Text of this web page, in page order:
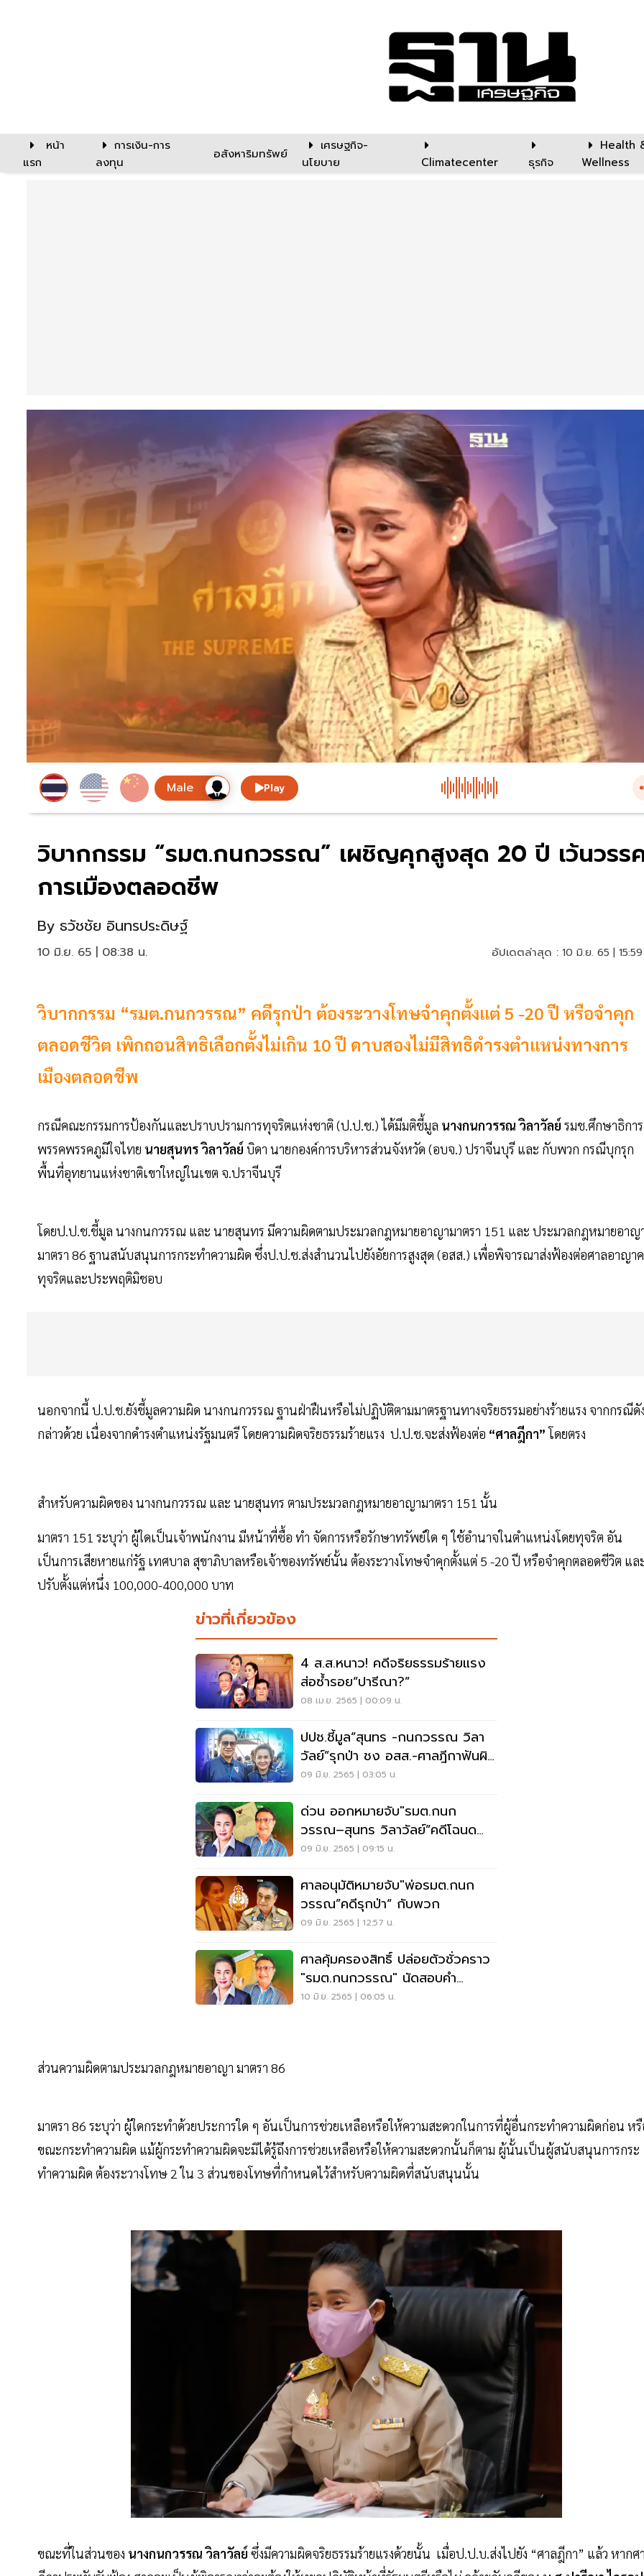
หน้า
แรก
การเงิน-การ
ลงทุน
อสังหาริมทรัพย์
เศรษฐกิจ-
นโยบาย
Climatecenter ธุรกิจ
Health
Wellness
Play
วิบากกรรม “รมต.กนกวรรณ” เผชิญคุกสูงสุด 20 ปี เว้นวรร
การเมืองตลอดชีพ
By ธวัชชัย อินทรประดิษฐ์
10 มิ.ย. 65 | 08:38 น. อัปเดตล่าสุด : 10 มิ.ย. 65 |
วิบากกรรม “รมต.กนกวรรณ” คดีรุกป่า ต้องระวางโทษจำคุกตั้งแต่ 5 -20 ปี หรือจำคุก
ตลอดชีวิต เพิกถอนสิทธิเลือกตั้งไม่เกิน 10 ปี ดาบสองไม่มีสิทธิดำรงตำแหน่งทางการ
เมืองตลอดชีพ
กรณีคณะกรรมการป้องกันและปราบปรามการทุจริตแห่งชาติ (ป.ป.ช.) ได้มีมติชี้มูล นางกนกวรรณ วิลาวัลย์ รมช.ศึกษาธิการ
พรรคพรรคภูมิใจไทย นายสุนทร วิลาวัลย์ บิดา นายกองค์การบริหารส่วนจังหวัด (อบจ.) ปราจีนบุรี และ กับพวก กรณีบุกรุก
พื้นที่อุทยานแห่งชาติเขาใหญ่ในเขต จ.ปราจีนบุรี
โดยป.ป.ช.ชี้มูล นางกนกวรรณ และ นายสุนทร มีความผิดตามประมวลกฎหมายอาญามาตรา 151 และ ประมวลกฎหมายอาญ
มาตรา 86 ฐานสนับสนุนการกระทำความผิด ซึ่งป.ป.ช.ส่งสำนวนไปยังอัยการสูงสุด (อสส.) เพื่อพิจารณาส่งฟ้องต่อศาลอาญา
ทุจริตและประพฤติมิชอบ
นอกจากนี้ ป.ป.ช.ยังชี้มูลความผิด นางกนกวรรณ ฐานฝ่าฝืนหรือไม่ปฏิบัติตามมาตรฐานทางจริยธรรมอย่างร้ายแรง จากกรณีดั
กล่าวด้วย เนื่องจากดำรงตำแหน่งรัฐมนตรี โดยความผิดจริยธรรมร้ายแรง ป.ป.ช.จะส่งฟ้องต่อ “ศาลฎีกา”โดยตรง
สำหรับความผิดของ นางกนกวรรณ และ นายสุนทร ตามประมวลกฎหมายอาญามาตรา 151 นั้น
มาตรา 151 ระบุว่า ผู้ใดเป็นเจ้าพนักงาน มีหน้าที่ซื้อ ทำ จัดการหรือรักษาทรัพย์ใด ๆ ใช้อำนาจในตำแหน่งโดยทุจริต อัน
เป็นการเสียหายแก่รัฐ เทศบาล สุขาภิบาลหรือเจ้าของทรัพย์นั้น ต้องระวางโทษจำคุกตั้งแต่ 5 -20 ปี หรือจำคุกตลอดชีวิต แล
ปรับตั้งแต่หนึ่ง 100,000-400,000 บาท
ข่าวที่เกี่ยวข้อง
4 ส.ส.หนาว! คดีจริยธรรมร้ายแรง
ส่อซ้ำรอย“ปารีณา?”
08 เม.ย. 2565 | 00:09 น.
ปปช.ชี้มูล“สุนทร -กนกวรรณ วิลา
วัลย์”รุกป่า ชง อสส.-ศาลฎีกาฟันผิด
จริยธรรม
09 มิ.ย. 2565 | 03:05 น.
ด่วน ออกหมายจับ"รมต.กนก
วรรณ–สุนทร วิลาวัลย์”คดีโฉนด
ทับที่อุทยานเขาใหญ่
09 มิ.ย. 2565 | 09:15 น.
ศาลอนุมัติหมายจับ"พ่อรมต.กนก
วรรณ”คดีรุกป่า“ กับพวก
09 มิ.ย. 2565 | 12:57 น.
ศาลคุ้มครองสิทธิ์ ปล่อยตัวชั่วคราว
"รมต.กนกวรรณ" นัดสอบคำ
ให้การ5ส.ค.นี้
10 มิ.ย. 2565 | 06:05 น.
ส่วนความผิดตามประมวลกฎหมายอาญา มาตรา 86
มาตรา 86 ระบุว่า ผู้ใดกระทำด้วยประการใด ๆ อันเป็นการช่วยเหลือหรือให้ความสะดวกในการที่ผู้อื่นกระทำความผิดก่อน ห
ขณะกระทำความผิด แม้ผู้กระทำความผิดจะมิได้รู้ถึงการช่วยเหลือหรือให้ความสะดวกนั้นก็ตาม ผู้นั้นเป็นผู้สนับสนุนการกระ
ทำความผิด ต้องระวางโทษ 2 ใน 3 ส่วนของโทษที่กำหนดไว้สำหรับความผิดที่สนับสนุนนั้น
ขณะที่ในส่วนของ นางกนกวรรณ วิลาวัลย์ ซึ่งมีความผิดจริยธรรมร้ายแรงด้วยนั้น เมื่อป.ป.บ.ส่งไปยัง “ศาลฎีกา” แล้ว หากศ